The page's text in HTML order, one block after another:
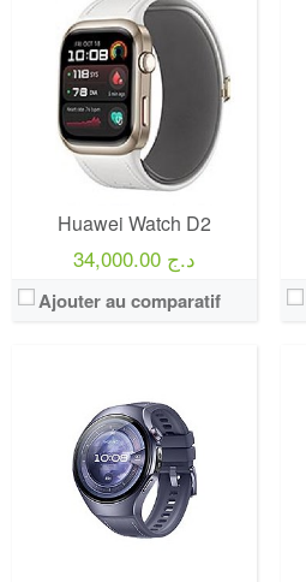
Huawei Watch D2
34,000.00 د.ج
Ajouter au comparatif